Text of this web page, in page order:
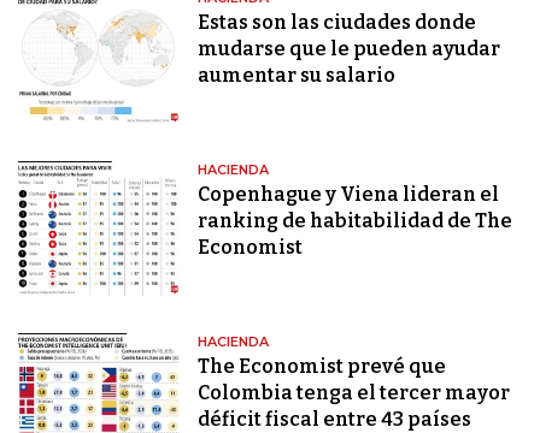
Estas son las ciudades donde
mudarse que le pueden ayudar
aumentar su salario
HACIENDA
Copenhague y Viena lideran el
ranking de habitabilidad de The
Economist
HACIENDA
The Economist prevé que
Colombia tenga el tercer mayor
déficit fiscal entre 43 países